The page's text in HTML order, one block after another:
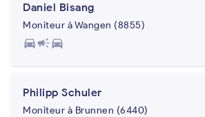
Daniel Bisang
Moniteur à Wangen (8855)
directions_carcampaigndirections_car
Philipp Schuler
Moniteur à Brunnen (6440)